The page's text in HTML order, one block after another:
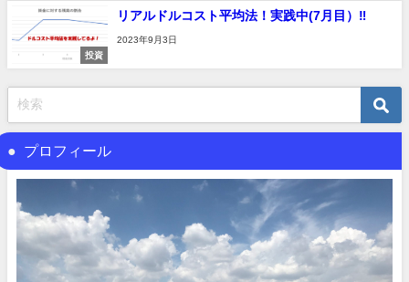
投資
リアルドルコスト平均法！実践中(7月目）‼
2023年9月3日
プロフィール